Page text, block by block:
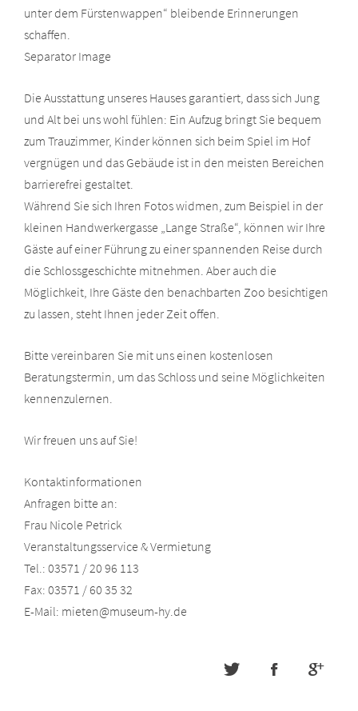
unter dem Fürstenwappen“ bleibende Erinnerungen
schaffen.
Separator Image
Die Ausstattung unseres Hauses garantiert, dass sich Jung
und Alt bei uns wohl fühlen: Ein Aufzug bringt Sie bequem
zum Trauzimmer, Kinder können sich beim Spiel im Hof
vergnügen und das Gebäude ist in den meisten Bereichen
barrierefrei gestaltet.
Während Sie sich Ihren Fotos widmen, zum Beispiel in der
kleinen Handwerkergasse „Lange Straße“, können wir Ihre
Gäste auf einer Führung zu einer spannenden Reise durch
die Schlossgeschichte mitnehmen. Aber auch die
Möglichkeit, Ihre Gäste den benachbarten Zoo besichtigen
zu lassen, steht Ihnen jeder Zeit offen.
Bitte vereinbaren Sie mit uns einen kostenlosen
Beratungstermin, um das Schloss und seine Möglichkeiten
kennenzulernen.
Wir freuen uns auf Sie!
Kontaktinformationen
Anfragen bitte an:
Frau Nicole Petrick
Veranstaltungsservice & Vermietung
Tel.: 03571 / 20 96 113
Fax: 03571 / 60 35 32
E-Mail: mieten@museum-hy.de